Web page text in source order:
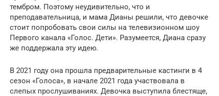
тембром. Поэтому неудивительно, что и
преподавательница, и мама Дианы решили, что девочке
стоит попробовать свои силы на телевизионном шоу
Первого канала «Голос. Дети». Разумеется, Диана сразу
же поддержала эту идею.
В 2021 году она прошла предварительные кастинги в 4
сезон «Голоса», в начале 2021 года участвовала в
слепых прослушиваниях. Девочка выступила блестяще,